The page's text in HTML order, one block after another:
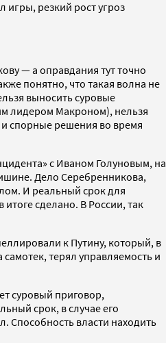
игры, резкий рост угроз
— а оправдания тут точно
понятно, что такая волна не
выносить суровые
лидером Макроном), нельзя
спорные решения во время
с Иваном Голуновым, на
Дело Серебренникова,
И реальный срок для
сделано. В России, так
к Путину, который, в
терял управляемость и
суровый приговор,
срок, в случае его
Способность власти находить